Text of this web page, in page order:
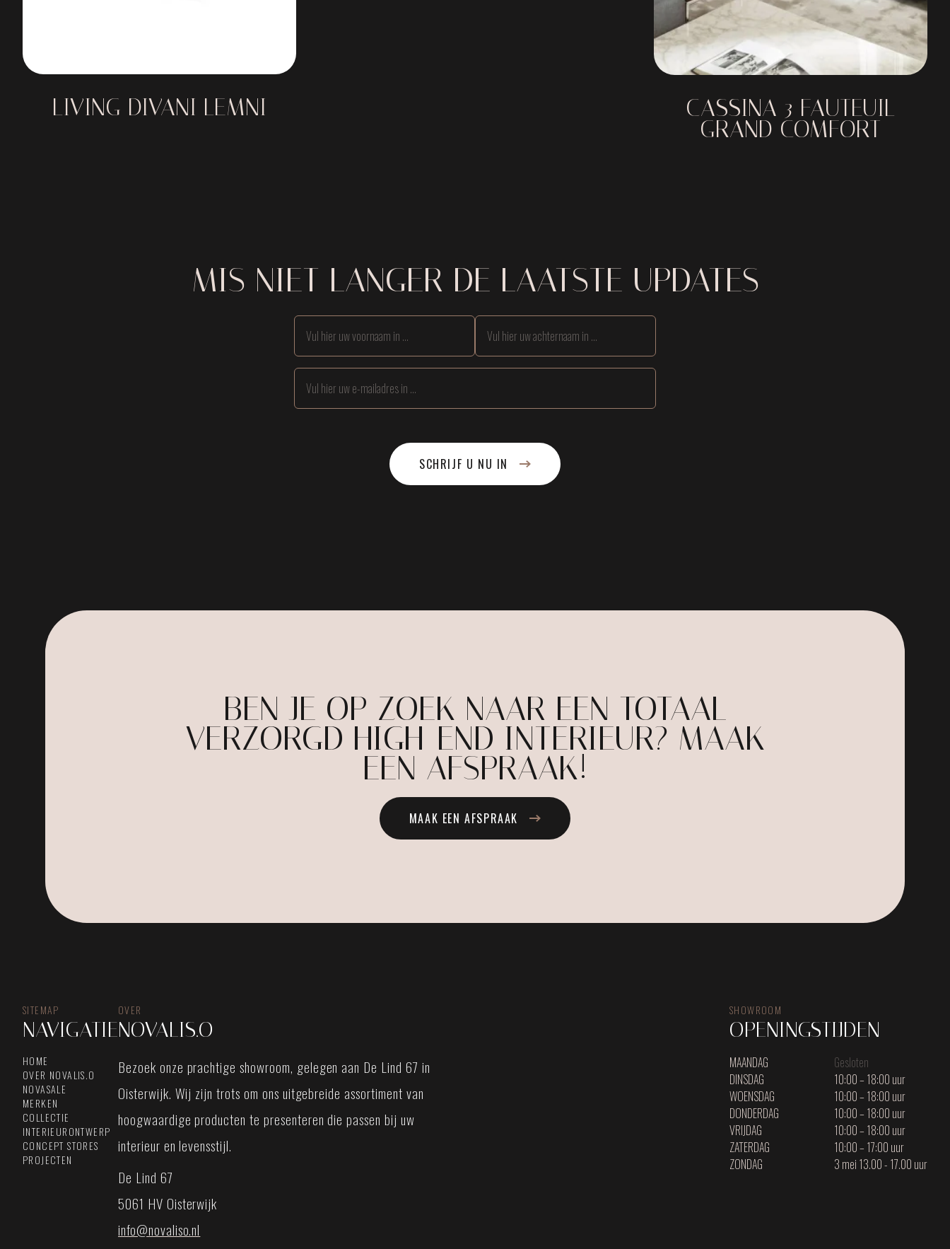
LIVING DIVANI LEMNI CASSINA 3 FAUTEUIL
GRAND COMFORT
MIS NIET LANGER DE LAATSTE UPDATES
SCHRIJF U NU IN
BEN JE OP ZOEK NAAR EEN TOTAAL
VERZORGD HIGH-END INTERIEUR? MAAK
EEN AFSPRAAK!
MAAK EEN AFSPRAAK
SITEMAP
NAVIGATIE
HOME
OVER NOVALIS.O
NOVASALE
MERKEN
COLLECTIE
INTERIEURONTWERP
CONCEPT STORES
PROJECTEN
OVER
NOVALIS.O
Bezoek onze prachtige showroom, gelegen aan De Lind 67 in
Oisterwijk. Wij zijn trots om ons uitgebreide assortiment van
hoogwaardige producten te presenteren die passen bij uw
interieur en levensstijl.
De Lind 67
5061 HV Oisterwijk
info@novaliso.nl
SHOWROOM
OPENINGSTIJDEN
MAANDAG
Gesloten
DINSDAG
10:00 – 18:00 uur
WOENSDAG
10:00 – 18:00 uur
DONDERDAG
10:00 – 18:00 uur
VRIJDAG
10:00 – 18:00 uur
ZATERDAG
10:00 – 17:00 uur
ZONDAG
3 mei 13.00 - 17.00 uur